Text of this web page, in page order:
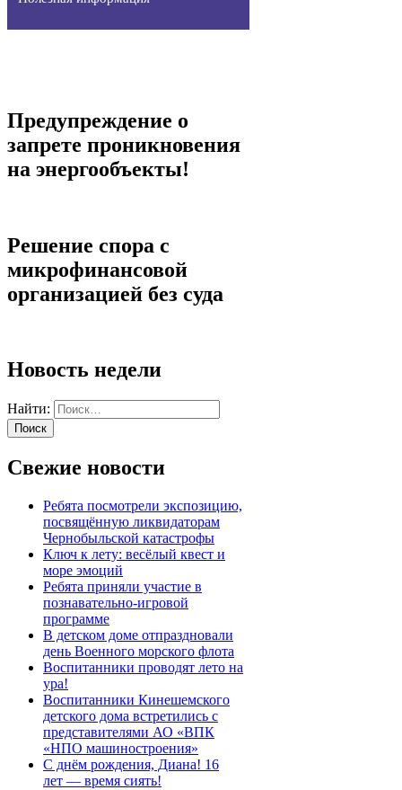
Предупреждение о
запрете проникновения
на энергообъекты!
Решение спора с
микрофинансовой
организацией без суда
Новость недели
Найти:
Свежие новости
Ребята посмотрели экспозицию,
посвящённую ликвидаторам
Чернобыльской катастрофы
Ключ к лету: весёлый квест и
море эмоций
Ребята приняли участие в
познавательно-игровой
программе
В детском доме отпраздновали
день Военного морского флота
Воспитанники проводят лето на
ура!
Воспитанники Кинешемского
детского дома встретились с
представителями АО «ВПК
«НПО машиностроения»
С днём рождения, Диана! 16
лет — время сиять!